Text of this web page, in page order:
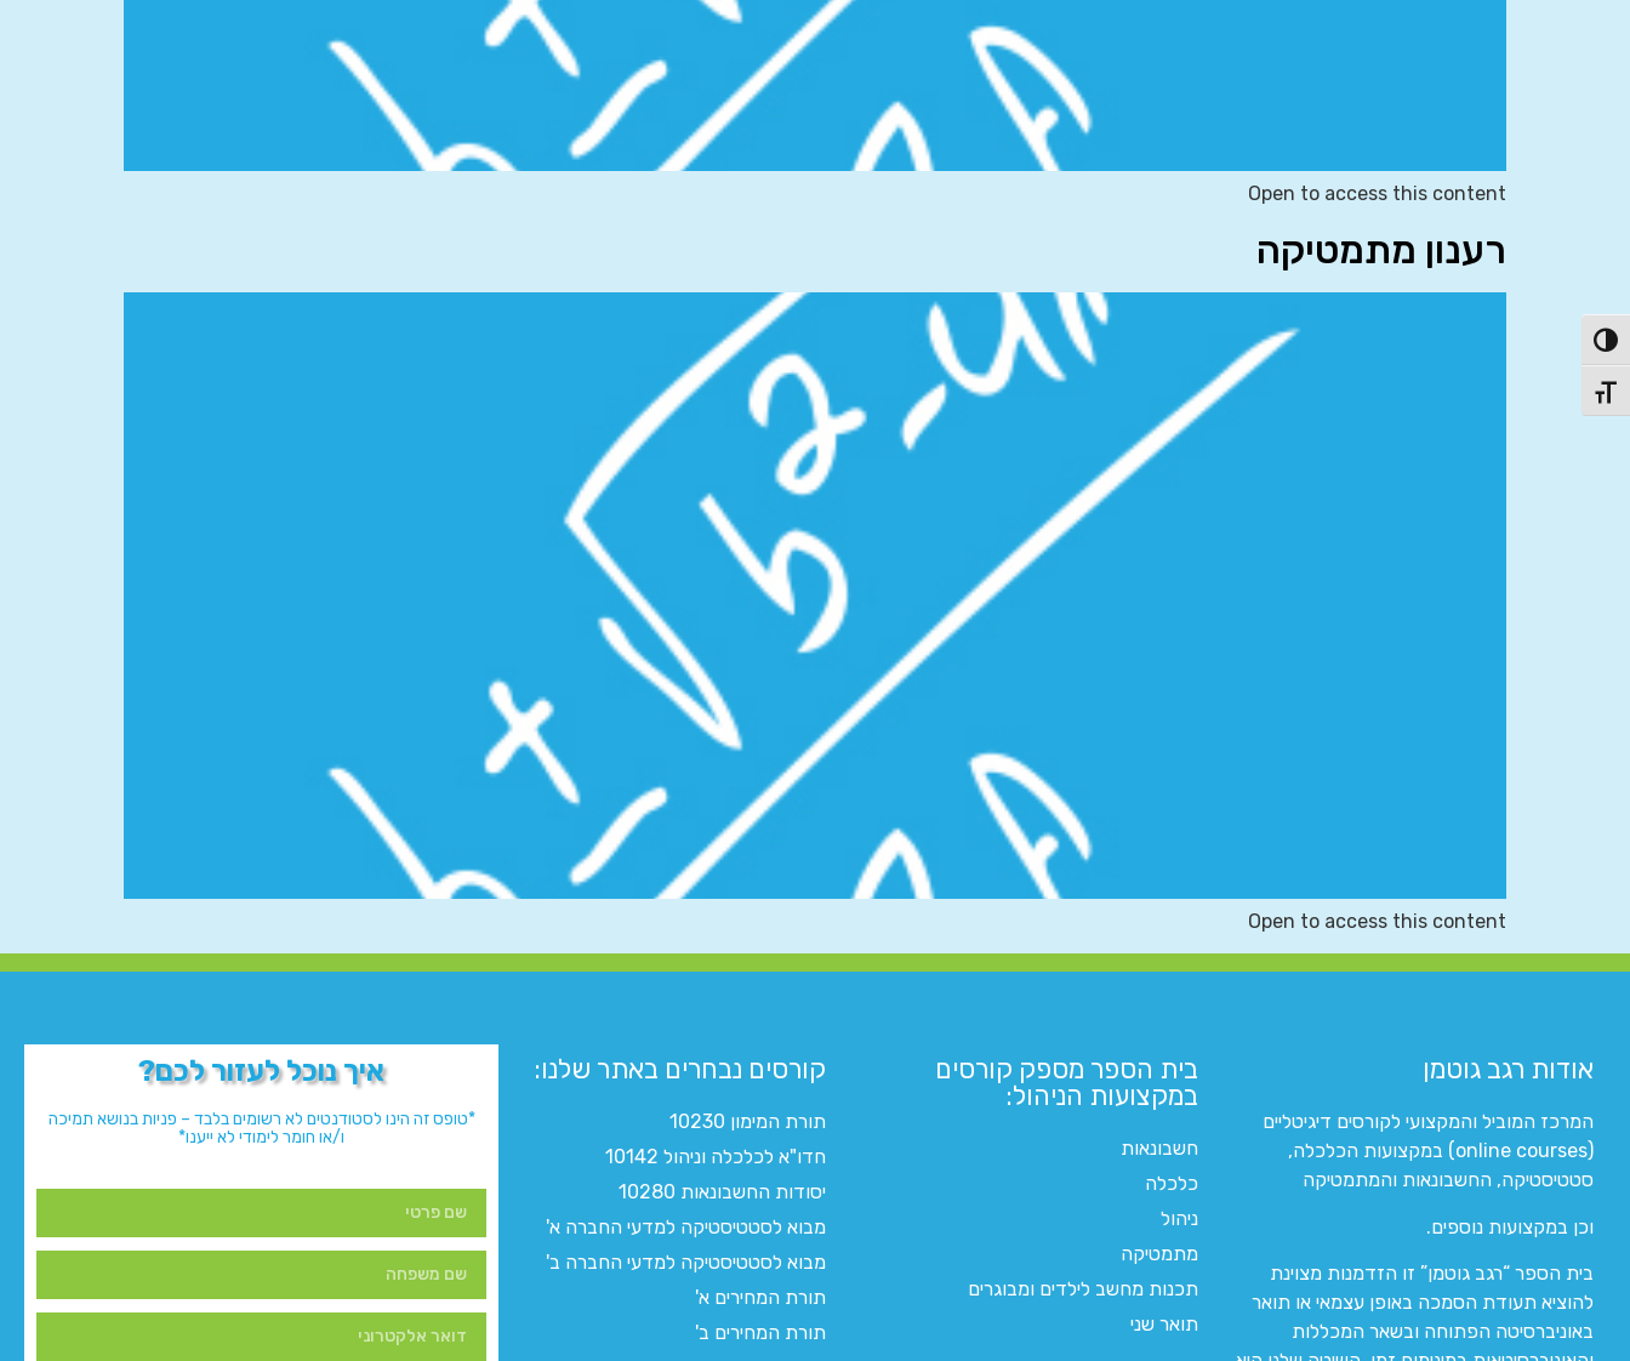
הפעל/כבה ניגודיות גבוהה
מתג גודל גופן
Open to access this content
רענון מתמטיקה
Open to access this content
אודות רגב גוטמן
המרכז המוביל והמקצועי לקורסים דיגיטליים
(online courses) במקצועות הכלכלה,
סטטיסטיקה, החשבונאות והמתמטיקה
וכן במקצועות נוספים.
בית הספר “רגב גוטמן” זו הזדמנות מצוינת
להוציא תעודת הסמכה באופן עצמאי או תואר
באוניברסיטה הפתוחה ובשאר המכללות
בית הספר מספק קורסים
במקצועות הניהול:
חשבונאות
כלכלה
ניהול
מתמטיקה
תכנות מחשב לילדים ומבוגרים
תואר שני
קורסים נבחרים באתר שלנו:​
תורת המימון 10230
חדו"א לכלכלה וניהול 10142
יסודות החשבונאות 10280
מבוא לסטטיסטיקה למדעי החברה א'
מבוא לסטטיסטיקה למדעי החברה ב'
תורת המחירים א'
תורת המחירים ב'
איך נוכל לעזור לכם?
*טופס זה הינו לסטודנטים לא רשומים בלבד – פניות בנושא תמיכה
ו/או חומר לימודי לא ייענו*